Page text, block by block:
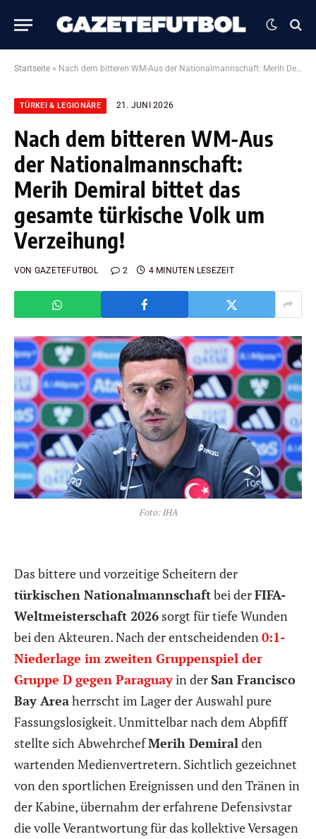
Startseite » Nach dem bitteren WM-Aus der Nationalmannschaft: Merih Demiral bittet das gesamte türkische Volk um Verzeihung!
TÜRKEI & LEGIONÄRE 21. JUNI 2026
Nach dem bitteren WM-Aus
der Nationalmannschaft:
Merih Demiral bittet das
gesamte türkische Volk um
Verzeihung!
VON GAZETEFUTBOL 2 4 MINUTEN LESEZEIT
Foto: IHA
Das bittere und vorzeitige Scheitern der
türkischen Nationalmannschaftbei derFIFA-
Weltmeisterschaft 2026 sorgt für tiefe Wunden
bei den Akteuren. Nach der entscheidenden 0:1-
Niederlage im zweiten Gruppenspiel der
Gruppe D gegen Paraguayin derSan Francisco
Bay Areaherrscht im Lager der Auswahl pure
Fassungslosigkeit. Unmittelbar nach dem Abpfiff
stellte sich AbwehrchefMerih Demiral den
wartenden Medienvertretern. Sichtlich gezeichnet
von den sportlichen Ereignissen und den Tränen in
der Kabine, übernahm der erfahrene Defensivstar
die volle Verantwortung für das kollektive Versagen